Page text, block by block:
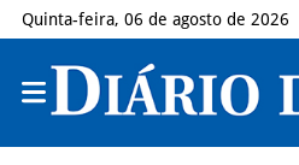
Quinta-feira, 06 de agosto de 2026